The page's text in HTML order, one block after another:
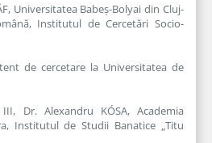
Universitatea Babeș-Bolyai din Cluj-
Institutul de Cercetări Socio-
de cercetare la Universitatea de
Dr. Alexandru KÓSA, Academia
Institutul de Studii Banatice „Titu